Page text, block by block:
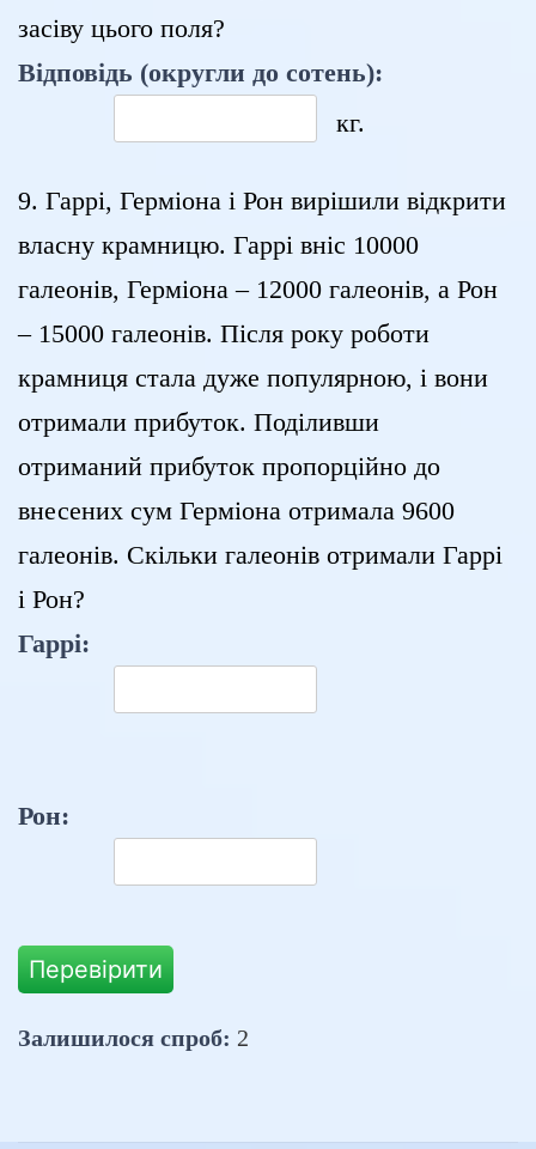
засіву цього поля?
Відповідь (округли до сотень):
кг.
9. Гаррі, Герміона і Рон вирішили відкрити
власну крамницю. Гаррі вніс 10000
галеонів, Герміона – 12000 галеонів, а Рон
– 15000 галеонів. Після року роботи
крамниця стала дуже популярною, і вони
отримали прибуток. Поділивши
отриманий прибуток пропорційно до
внесених сум Герміона отримала 9600
галеонів. Скільки галеонів отримали Гаррі
і Рон?
Гаррі:
Рон:
Перевірити
Залишилося спроб: 2